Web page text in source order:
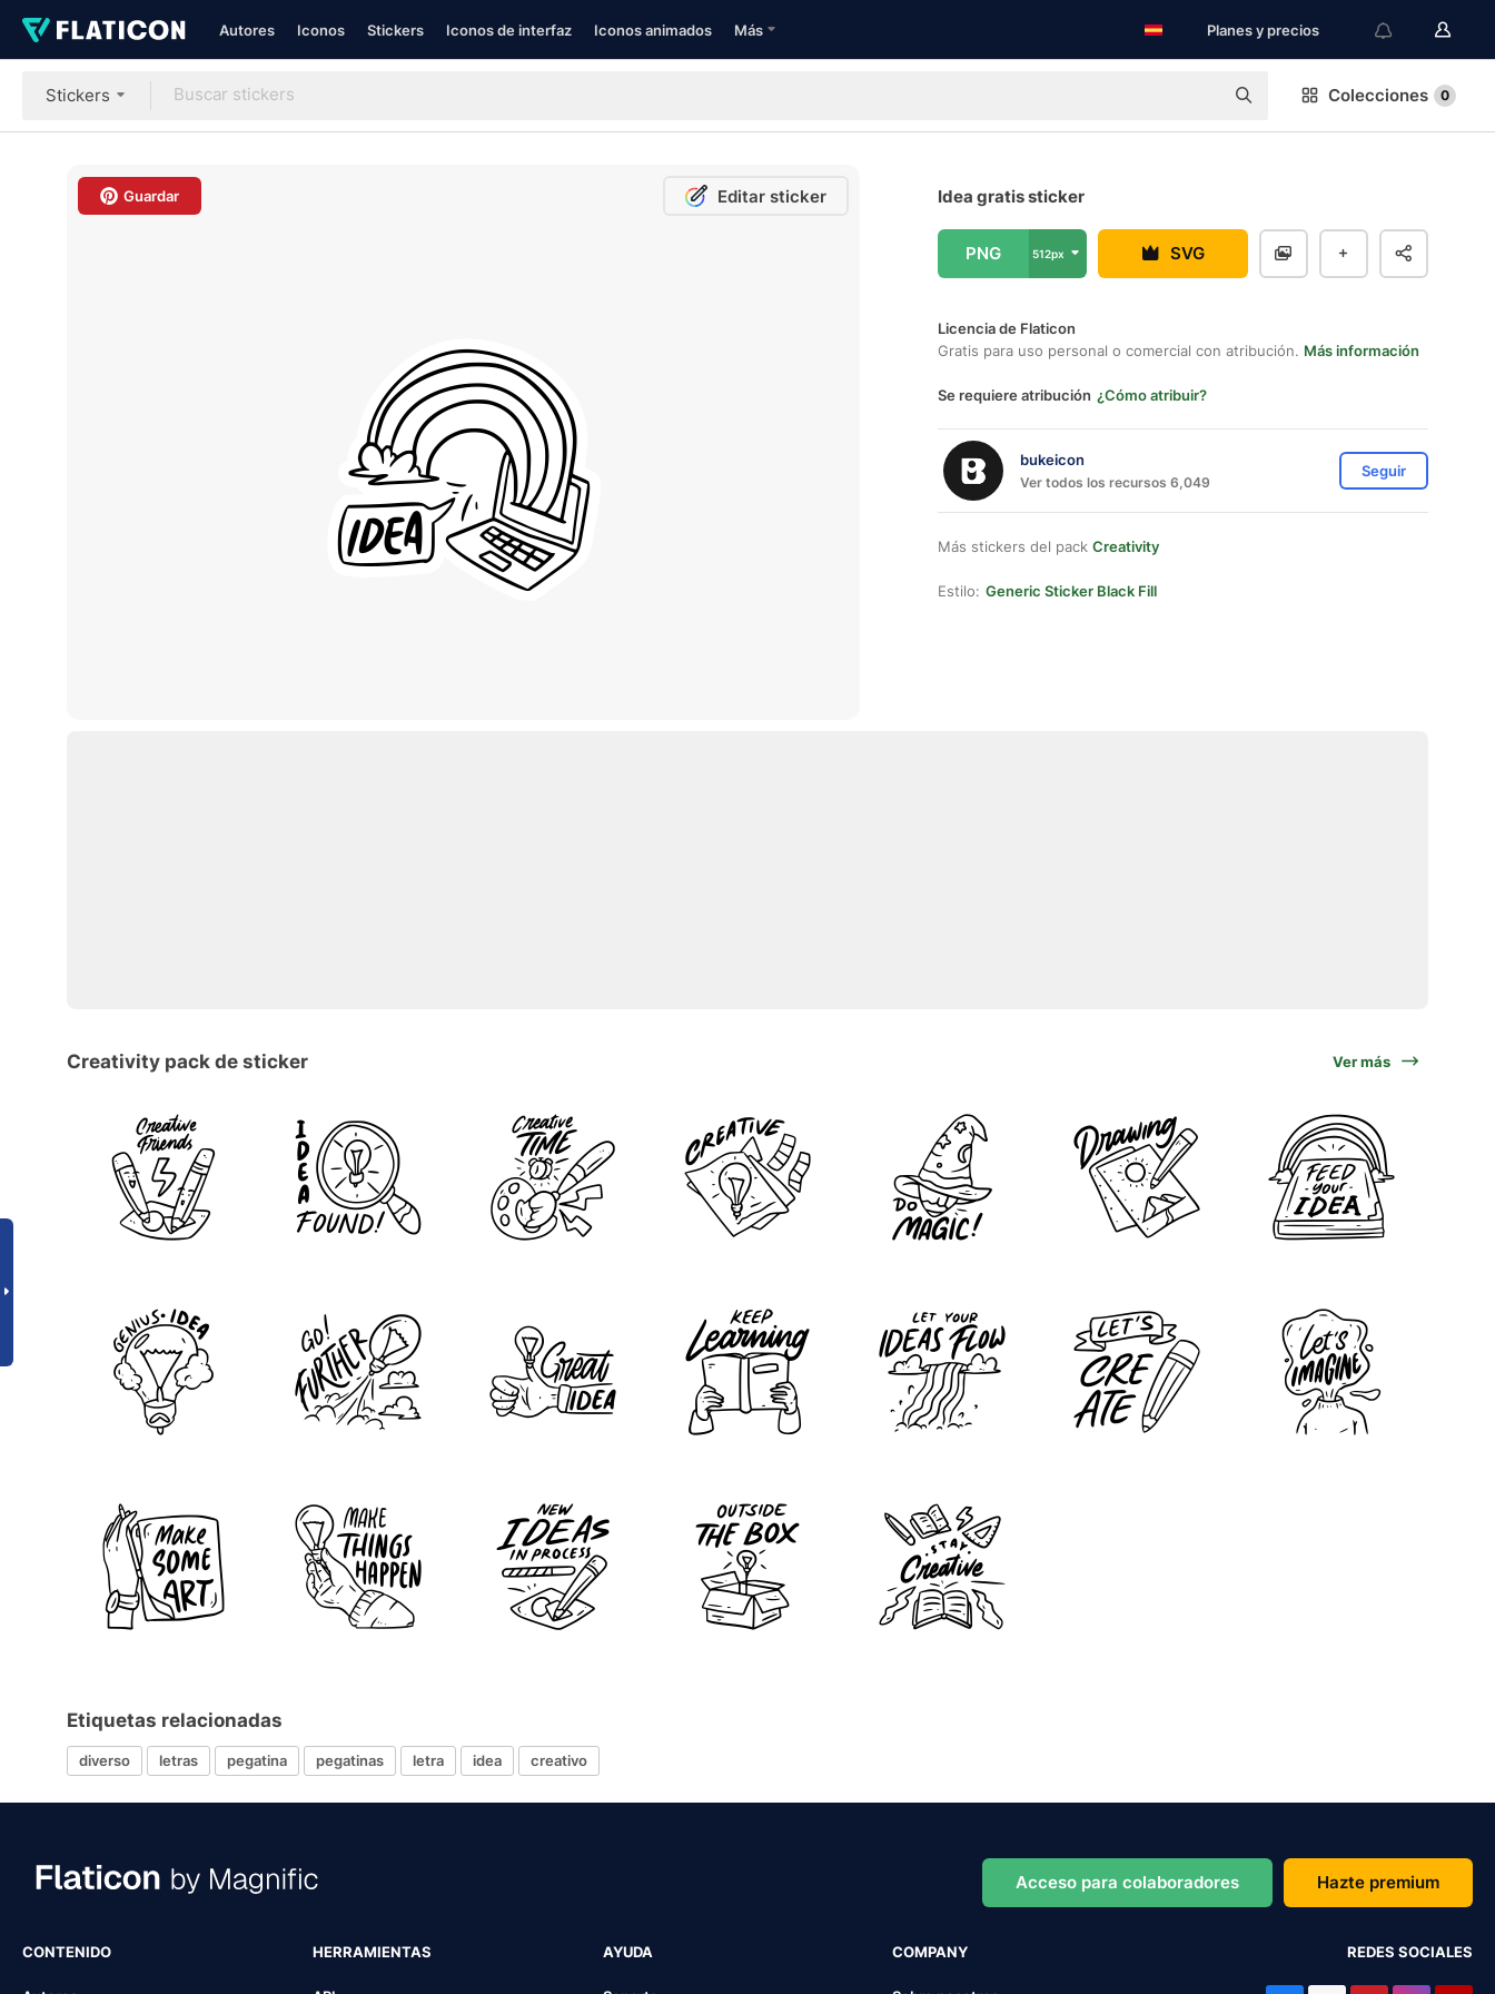
Autores Iconos Stickers Iconos de interfaz Iconos animados Más Planes y precios
Stickers Colecciones 0
Guardar Editar sticker Idea gratis sticker
PNG 512px SVG
Licencia de Flaticon
Gratis para uso personal o comercial con atribución. Más información
Se requiere atribución ¿Cómo atribuir?
bukeicon
Ver todos los recursos 6,049
Seguir
Más stickers del pack Creativity
Estilo: Generic Sticker Black Fill
Creativity pack de sticker Ver más
Etiquetas relacionadas
diverso letras pegatina pegatinas letra idea creativo
Acceso para colaboradores Hazte premium
CONTENIDO HERRAMIENTAS AYUDA COMPANY REDES SOCIALES